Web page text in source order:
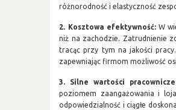
różnorodność i elastyczność
2. Kosztowa efektywność:W
niż na zachodzie. Zatrudnienie
tracąc przy tym na jakości
zapewniając firmom możliwość
3. Silne wartości
poziomem zaangażowania i
odpowiedzialność i ciągłe